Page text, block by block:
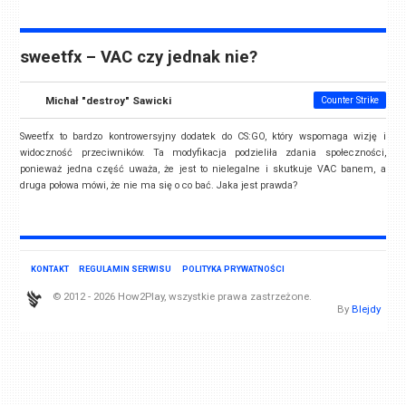
sweetfx – VAC czy jednak nie?
Michał "destroy" Sawicki Counter Strike
Sweetfx to bardzo kontrowersyjny dodatek do CS:GO, który wspomaga wizję i
widoczność przeciwników. Ta modyfikacja podzieliła zdania społeczności,
ponieważ jedna część uważa, że jest to nielegalne i skutkuje VAC banem, a
druga połowa mówi, że nie ma się o co bać. Jaka jest prawda?
KONTAKT REGULAMIN SERWISU POLITYKA PRYWATNOŚCI
© 2012 - 2026 How2Play, wszystkie prawa zastrzeżone.
By Blejdy